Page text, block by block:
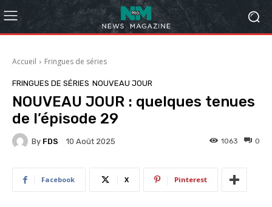
Accueil Fringues de séries
FRINGUES DE SÉRIES NOUVEAU JOUR
NOUVEAU JOUR : quelques tenues
de l’épisode 29
By FDS 10 Août 2025 0
1063
Facebook X Pinterest